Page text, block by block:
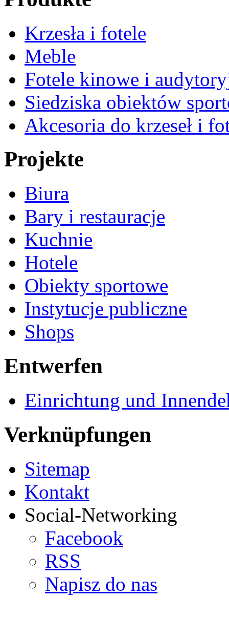
Krzesła i fotele
Meble
Fotele kinowe i
Siedziska obiektów
Akcesoria do krzeseł i
Projekte
Biura
Bary i restauracje
Kuchnie
Hotele
Obiekty sportowe
Instytucje publiczne
Shops
Entwerfen
Einrichtung und
Verknüpfungen
Sitemap
Kontakt
Social-Networking
Facebook
RSS
Napisz do nas